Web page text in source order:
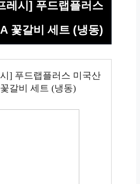
레시] 푸드랩플러스
꽃갈비 세트 (냉동)
] 푸드랩플러스 미국산
갈비 세트 (냉동)